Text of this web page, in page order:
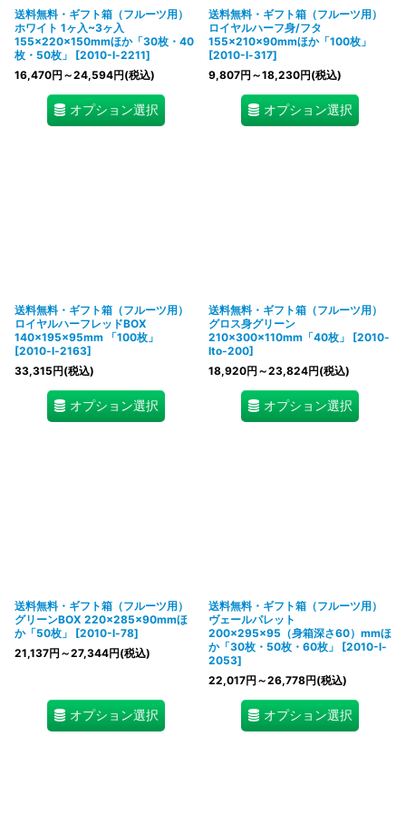
送料無料・ギフト箱（フルーツ用）
ホワイト 1ヶ入~3ヶ入
155×220×150mmほか「30枚・40
枚・50枚」
[2010-l-2211]
16,470円 ～24,594円(税込)
オプション選択
送料無料・ギフト箱（フルーツ用）
ロイヤルハーフ身/フタ
155×210×90mmほか「100枚」
[2010-l-317]
9,807円 ～18,230円(税込)
オプション選択
送料無料・ギフト箱（フルーツ用）
ロイヤルハーフレッドBOX
140×195×95mm 「100枚」
[2010-l-2163]
33,315円(税込)
オプション選択
送料無料・ギフト箱（フルーツ用）
グロス身グリーン
210×300×110mm「40枚」
[2010-
lto-200]
18,920円 ～23,824円(税込)
オプション選択
送料無料・ギフト箱（フルーツ用）
グリーンBOX 220×285×90mmほ
か「50枚」
[2010-l-78]
21,137円 ～27,344円(税込)
オプション選択
送料無料・ギフト箱（フルーツ用）
ヴェールパレット
200×295×95（身箱深さ60）mmほ
か「30枚・50枚・60枚」
[2010-l-
2053]
22,017円 ～26,778円(税込)
オプション選択